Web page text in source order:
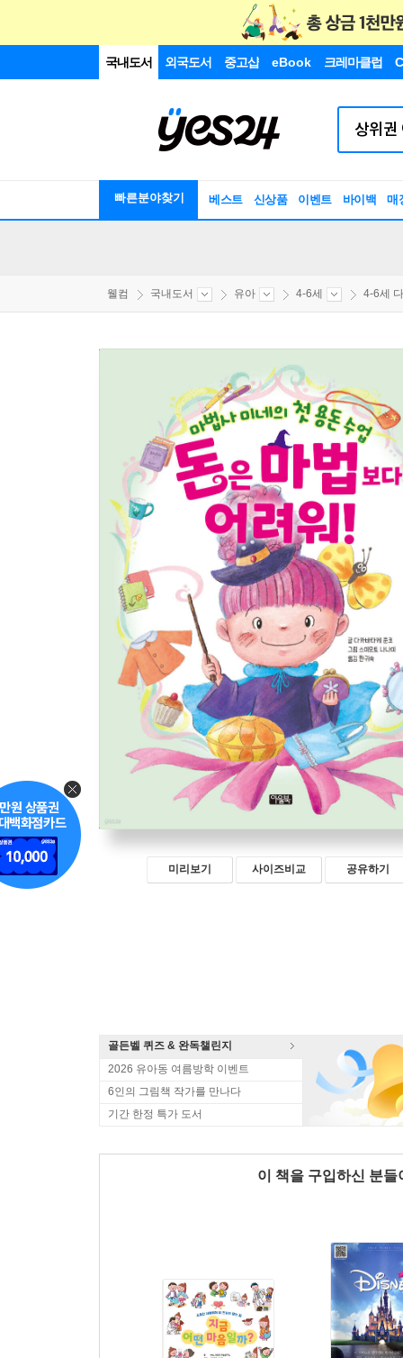
국내도서 외국도서 중고샵 eBook 크레마클럽
빠른분야찾기 베스트 신상품 이벤트 바이백 매
웰컴 국내도서 유아 4-6세 4-6세
미리보기 사이즈비교 공유하기
골든벨 퀴즈 & 완독챌린지
2026 유아동 여름방학 이벤트
6인의 그림책 작가를 만나다
기간 한정 특가 도서
이 책을 구입하신 분